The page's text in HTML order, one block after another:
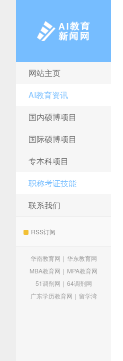
AI教育新闻网
网站主页
AI教育资讯
国内硕博项目
国际硕博项目
专本科项目
职称考证技能
联系我们
RSS订阅
华南教育网 | 华东教育网
MBA教育网 | MPA教育网
51调剂网 | 64调剂网
广东学历教育网 | 留学湾